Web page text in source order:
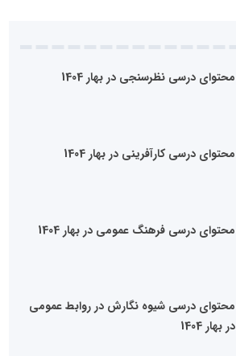
محتوای درسی نظرسنجی در بهار 1404
محتوای درسی کارآفرینی در بهار 1404
محتوای درسی فرهنگ عمومی در بهار 1404
محتوای درسی شیوه نگارش در روابط عمومی
در بهار 1404